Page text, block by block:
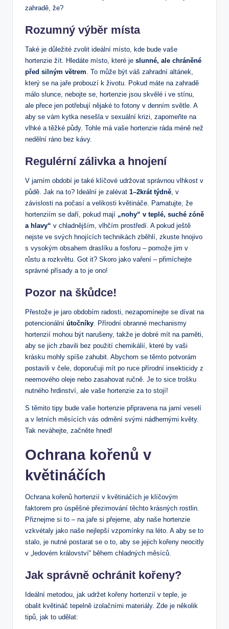
⁣zahradě, že?
Rozumný​ výběr místa
Také je důležité zvolit ideální místo, kde bude vaše
hortenzie žít. Hledáte místo, které je‍ slunné, ‌ale chráněné
před silným větrem . To může být váš zahradní altánek,
který se​ na ‌jaře‌ probouzí k životu. Pokud​ máte ‌na⁤ zahradě
málo⁣ slunce, nebojte se, hortenzie jsou skvělé i ve stínu,
ale přece jen potřebují nějaké to fotony v⁢ denním světle. A
aby⁢ se vám kytka nesešla v⁤ sexuální krizi, zapomeňte na
vlhké a těžké půdy. Tohle má vaše hortenzie ⁢ráda méně než⁤
nedělní ráno ‌bez kávy.
Regulérní ⁤zálivka‌ a⁤ hnojení
V⁤ jarním období je také⁢ klíčové ⁤udržovat⁣ správnou vlhkost⁤ v
⁣půdě.​ Jak​ na to? Ideální je zalévat 1–2krát týdně , v⁤
závislosti na počasí‍ a velikosti ‍květináče. Pamatujte, že​
hortenziím se daří, ⁤pokud ‍mají „nohy“ v ⁤teplé,‌ suché⁢ zóně⁢
a hlavy“ ‍v chladnějším, vlhčím ⁢prostředí.⁢ A pokud ještě
⁣nejste ve svých hnojících ‍technikách zběhlí, zkuste⁢ hnojivo
s vysokým‌ obsahem draslíku a fosforu –⁣ pomože jim v
⁢růstu a ‌rozkvětu. ⁢Got it?​ Skoro jako⁤ vaření – přimíchejte
správné přísady a to je⁤ ono!
Pozor na⁢ škůdce!
Přestože⁣ je jaro obdobím radosti, nezapomínejte‌ se ‍dívat na‍
potencionální útočníky . Přírodní obranné mechanismy
hortenzií mohou být narušeny, takže je dobré mít ⁤na paměti,
aby se jich zbavili bez⁣ použití chemikálií, které by vaši
krásku mohly spíše zahubit. Abychom se těmto potvorám⁢
postavili v čele, doporučuji⁣ mít po ruce přírodní insekticidy ‌z
​neemového ‌oleje nebo zasahovat⁢ ručně. Je to sice trošku
nutného ‌hrdinství, ⁤ale vaše hortenzie za to stojí!
S těmito⁢ tipy ⁢bude⁤ vaše ⁤hortenzie připravena na jarní veselí​
a v letních měsících vás odmění svými nádhernými květy.
Tak neváhejte, začněte hned!
Ochrana kořenů ⁤v
květináčích
Ochrana‍ kořenů hortenzií⁢ v ‍květináčích je klíčovým
faktorem pro úspěšné přezimování​ těchto krásných rostlin.⁢
Přiznejme si to –⁢ na jaře si přejeme, aby ‌naše hortenzie
vzkvétaly jako naše nejlepší vzpomínky na léto. A aby se to
stalo, ‌je nutné postarat se ⁢o ⁣to, aby se jejich kořeny⁣ neocitly
⁣v „ledovém království“ během⁢ chladných‌ měsíců.
Jak správně ochránit kořeny?
Ideální metodou, ​jak udržet‌ kořeny⁤ hortenzií​ v teple, je
obalit květináč tepelně izolačními‌ materiály. Zde je​ několik
tipů,‍ jak to ‍udělat: